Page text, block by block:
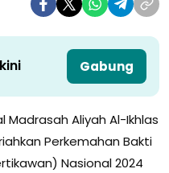
Gabung
Madrasah Aliyah Al-Ikhlas
Perkemahan Bakti
Nasional 2024